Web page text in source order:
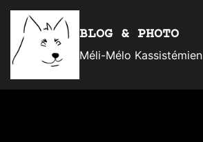
Aller
contenu
BLOG & PHOTO
Méli-Mélo Kassistémien